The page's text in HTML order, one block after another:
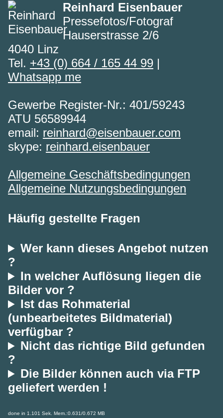
Reinhard Eisenbauer
Pressefotos/Fotograf
Hauserstrasse 2/6
4040 Linz
Tel. +43 (0) 664 / 165 44 99 |
Whatsapp me
Gewerbe Register-Nr.: 401/59243
ATU 56589944
email: reinhard@eisenbauer.com
skype: reinhard.eisenbauer
Allgemeine Geschäftsbedingungen
Allgemeine Nutzungsbedingungen
Häufig gestellte Fragen
Wer kann dieses Angebot nutzen
?
In welcher Auflösung liegen die
Bilder vor ?
Ist das Rohmaterial
(unbearbeitetes Bildmaterial)
verfügbar ?
Nicht das richtige Bild gefunden
?
Die Bilder können auch via FTP
geliefert werden !
done in 1.101 Sek. Mem.:0.631/0.672 MB